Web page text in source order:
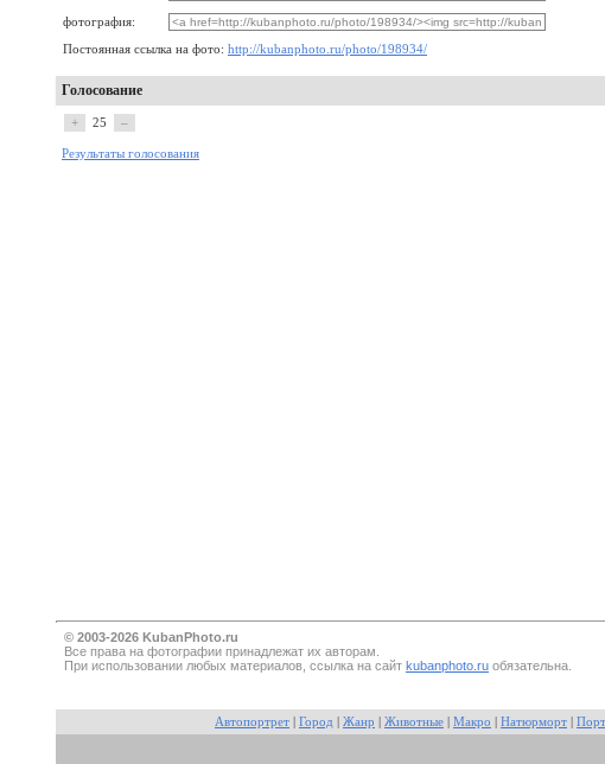
фотография:
Постоянная ссылка на фото: http://kubanphoto.ru/photo/198934/
Голосование
+ 25 –
Результаты голосования
© 2003-2026 KubanPhoto.ru
Все прaва на фотографии принадлежат их авторам.
При использовании любых материалов, ссылка на сайт kubanphoto.ru обязательна.
Автопортрет Город Жанр Животные Макро Натюрморт